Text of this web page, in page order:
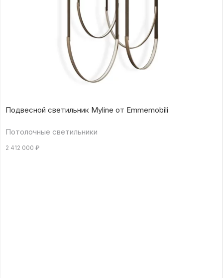
Подвесной светильник Myline от Emmemobili
Потолочные светильники
2 412 000 ₽